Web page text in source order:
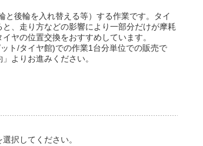
と後輪を入れ替える等）する作業です。タイ
、走り方などの影響により一部分だけが摩耗
ヤの位置交換をおすすめしています。
ト/タイヤ館)での作業1台分単位での販売で
よりお進みください。
択してください。